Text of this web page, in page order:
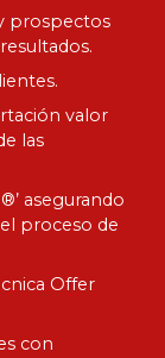
prospectos
valor
las
asegurando
proceso de
Offer
con